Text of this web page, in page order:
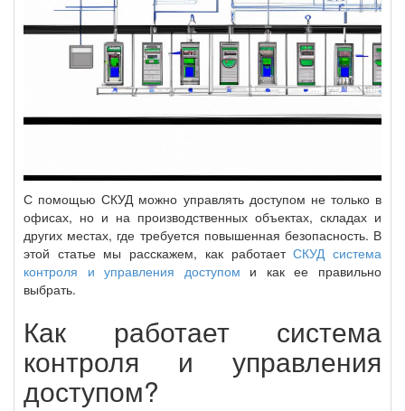
С помощью СКУД можно управлять доступом не только в
офисах, но и на производственных объектах, складах и
других местах, где требуется повышенная безопасность. В
этой статье мы расскажем, как работаетСКУД система
контроля и управления доступом и как ее правильно
выбрать.
Как работает система
контроля и управления
доступом?